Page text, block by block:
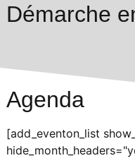
Démarche
Agenda
[add_eventon_list